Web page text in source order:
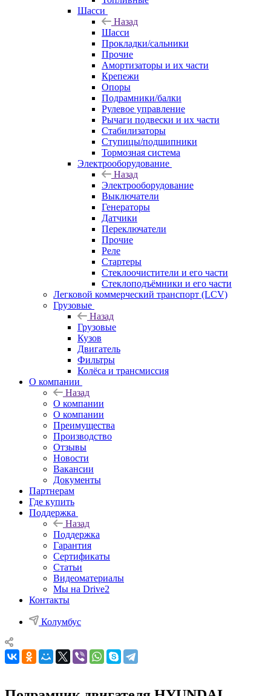
Шасси
Назад
Шасси
Прокладки/сальники
Прочие
Амортизаторы и их части
Крепежи
Опоры
Подрамники/балки
Рулевое управление
Рычаги подвески и их части
Стабилизаторы
Ступицы/подшипники
Тормозная система
Электрооборудование
Назад
Электрооборудование
Выключатели
Генераторы
Датчики
Переключатели
Прочие
Реле
Стартеры
Стеклоочистители и его части
Стеклоподъёмники и его части
Легковой коммерческий транспорт (LCV)
Грузовые
Назад
Грузовые
Кузов
Двигатель
Фильтры
Колёса и трансмиссия
О компании
Назад
О компании
О компании
Преимущества
Производство
Отзывы
Новости
Вакансии
Документы
Партнерам
Где купить
Поддержка
Назад
Поддержка
Гарантия
Сертификаты
Статьи
Видеоматериалы
Мы на Drive2
Контакты
Колумбус